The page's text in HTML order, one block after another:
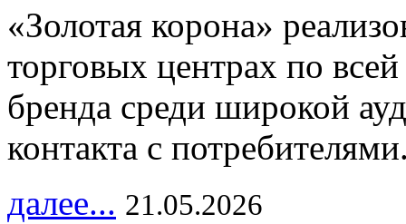
«Золотая корона»
торговых центрах по
бренда среди широкой
контакта с
далее... 21.05.2026